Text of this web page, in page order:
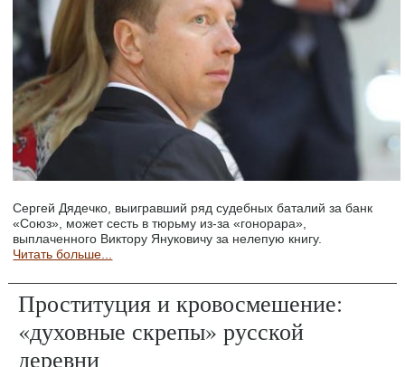
Сергей Дядечко, выигравший ряд судебных баталий за банк
«Союз», может сесть в тюрьму из-за «гонорара»,
выплаченного Виктору Януковичу за нелепую книгу.
Читать больше...
Проституция и кровосмешение:
«духовные скрепы» русской
деревни